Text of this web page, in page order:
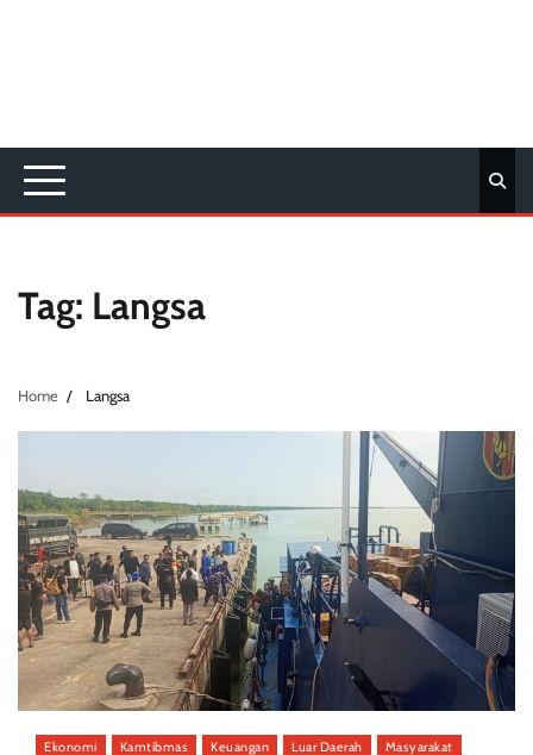
Tag: Langsa
Home Langsa
Ekonomi Kamtibmas Keuangan Luar Daerah
Masyarakat